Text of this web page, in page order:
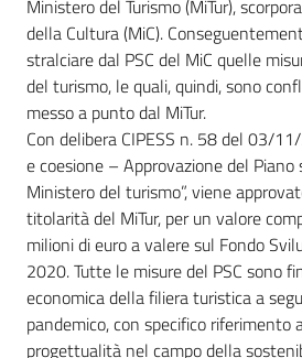
Ministero del Turismo (MiTur),
della Cultura (MiC).
stralciare dal PSC del MiC quelle
del turismo, le quali, quindi, sono
messo a punto dal MiTur.
Con delibera CIPESS n. 58 del 03/
e coesione – Approvazione del Piano
Ministero del turismo”, viene
titolarità del MiTur, per un valore
milioni di euro a valere sul Fondo
2020. Tutte le misure del PSC sono
economica della filiera turistica a
pandemico, con specifico riferimento
progettualità nel campo della